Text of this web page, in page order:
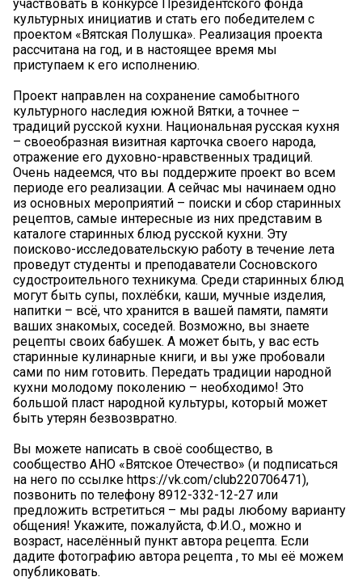
участвовать в конкурсе Президентского фонда
культурных инициатив и стать его победителем с
проектом «Вятская Полушка». Реализация проекта
рассчитана на год, и в настоящее время мы
приступаем к его исполнению.
Проект направлен на сохранение самобытного
культурного наследия южной Вятки, а точнее –
традиций русской кухни. Национальная русская кухня
– своеобразная визитная карточка своего народа,
отражение его духовно-нравственных традиций.
Очень надеемся, что вы поддержите проект во всем
периоде его реализации. А сейчас мы начинаем одно
из основных мероприятий – поиски и сбор старинных
рецептов, самые интересные из них представим в
каталоге старинных блюд русской кухни. Эту
поисково-исследовательскую работу в течение лета
проведут студенты и преподаватели Сосновского
судостроительного техникума. Среди старинных блюд
могут быть супы, похлёбки, каши, мучные изделия,
напитки – всё, что хранится в вашей памяти, памяти
ваших знакомых, соседей. Возможно, вы знаете
рецепты своих бабушек. А может быть, у вас есть
старинные кулинарные книги, и вы уже пробовали
сами по ним готовить. Передать традиции народной
кухни молодому поколению – необходимо! Это
большой пласт народной культуры, который может
быть утерян безвозвратно.
Вы можете написать в своё сообщество, в
сообщество АНО «Вятское Отечество» (и подписаться
на него по ссылке https://vk.com/club220706471),
позвонить по телефону 8912-332-12-27 или
предложить встретиться – мы рады любому варианту
общения! Укажите, пожалуйста, Ф.И.О., можно и
возраст, населённый пункт автора рецепта. Если
дадите фотографию автора рецепта , то мы её можем
опубликовать.